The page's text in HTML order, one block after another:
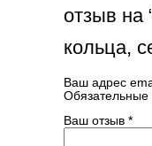
отзыв на
кольца,
Ваш адрес
Ваш отзыв *